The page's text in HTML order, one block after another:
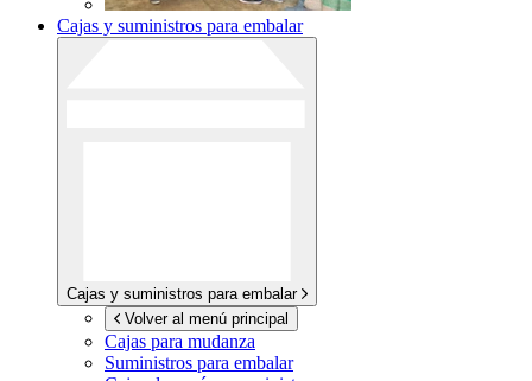
Cajas y suministros para embalar
Cajas y suministros para embalar
Volver al menú principal
Cajas para mudanza
Suministros para embalar